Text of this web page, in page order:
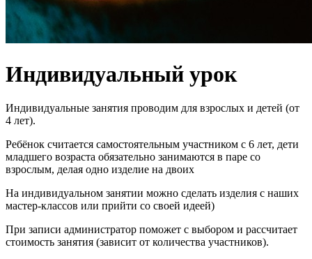
Индивидуальный урок
Индивидуальные занятия проводим для взрослых и детей (от
4 лет).
Ребёнок считается самостоятельным участником с 6 лет, дети
младшего возраста обязательно занимаются в паре со
взрослым, делая одно изделие на двоих
На индивидуальном занятии можно сделать изделия с наших
мастер-классов или прийти со своей идеей)
При записи администратор поможет с выбором и рассчитает
стоимость занятия (зависит от количества участников).